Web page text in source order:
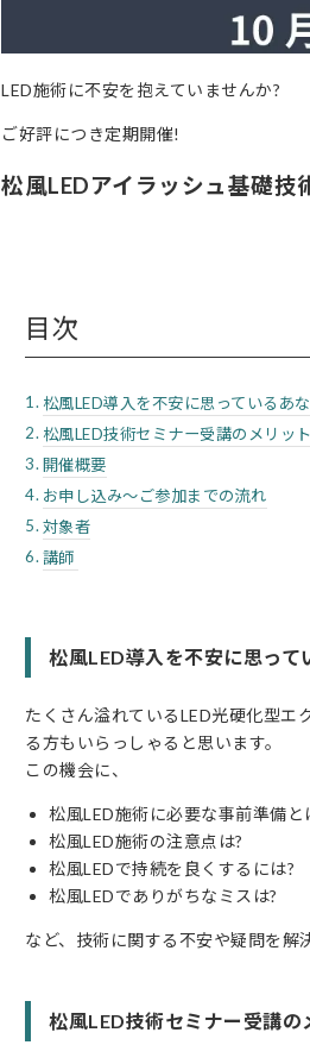
LED施術に不安を抱えていませんか?
ご好評につき定期開催!
松風LEDアイラッシュ基礎技
目次
松風LED導入を不安に思っているあ
松風LED技術セミナー受講のメリット
開催概要
お申し込み〜ご参加までの流れ
対象者
講師
松風LED導入を不安に思って
たくさん溢れているLED光硬化型エ
る方もいらっしゃると思います。
この機会に、
松風LED施術に必要な事前準備と
松風LED施術の注意点は?
松風LEDで持続を良くするには?
松風LEDでありがちなミスは?
など、技術に関する不安や疑問を解
松風LED技術セミナー受講の